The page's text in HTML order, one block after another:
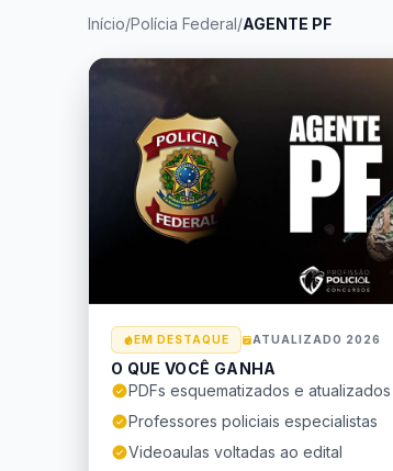
Início/Polícia Federal/AGENTE PF
EM DESTAQUE ATUALIZADO 2026
O QUE VOCÊ GANHA
PDFs esquematizados e atualizados
Professores policiais especialistas
Videoaulas voltadas ao edital